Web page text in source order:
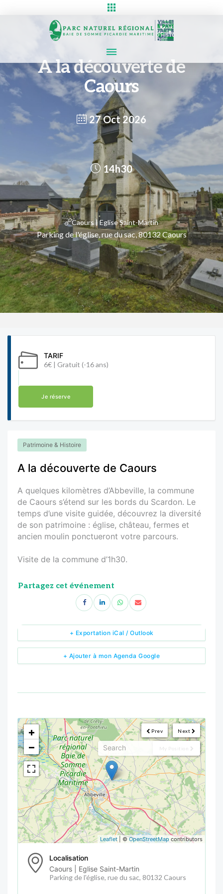
A la découverte de
Caours
27 Oct 2026
14h30
Caours | Eglise Saint-Martin
Parking de l'église, rue du sac, 80132 Caours
TARIF
6€ | Gratuit (-16 ans)
Je réserve
Patrimoine & Histoire
A la découverte de Caours
A quelques kilomètres d’Abbeville, la commune
de Caours s’étend sur les bords du Scardon. Le
temps d’une visite guidée, découvrez la diversité
de son patrimoine : église, château, fermes et
ancien moulin ponctueront votre parcours.
Visite de la commune d’1h30.
Partagez cet événement
+ Ajouter à mon Agenda Google
+ Exportation iCal / Outlook
Next
Prev
My Position
<!---->
+
−
Leaflet | ©OpenStreetMap contributors
Localisation
Caours | Eglise Saint-Martin
Parking de l'église, rue du sac, 80132 Caours